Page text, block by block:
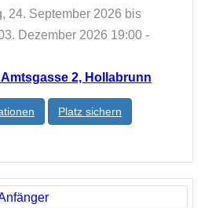
24. September 2026 bis
Dezember 2026 19:00 -
2, Hollabrunn
Platz sichern